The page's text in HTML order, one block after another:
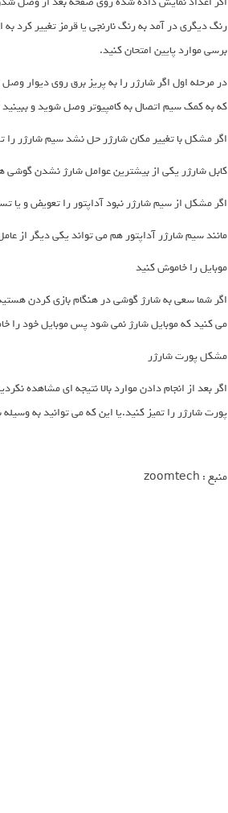
رنگ دیگری در آمد به رنگ نارنجی یا قرمز تغییر کرد
برسی موارد پایین امتحان کنید.
در مرحله اول اگر شارژر را به پریز برق روی دیوار
که به کمک سیم اتصال به کامپیوتر وصل شوید و
اگر مشکل با تغییر مکان شارژر حل نشد سیم شارژر
کابل شارژر یکی از بیشترین عوامل شارژ نشدن
اگر مشکل از سیم شارژر نبود آداپتور را تعویض و یا
مانند سیم شارژر آداپتور هم می تواند یکی دیگر
موبایل را خاموش کنید
اگر شما سعی به شارژ گوشی در هنگام بازی کردن
می کنید که موبایل شارژ نمی شود پس موبایل خود را
مشکل پورت شارژر
اگر بعد از انجام دادن موارد بالا نتیجه ای مشاهده
پورت شارژر را تمیز کنید.یا این که می توانید به
منبع : zoomtech